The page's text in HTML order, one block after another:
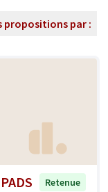
propositions par :
Retenue